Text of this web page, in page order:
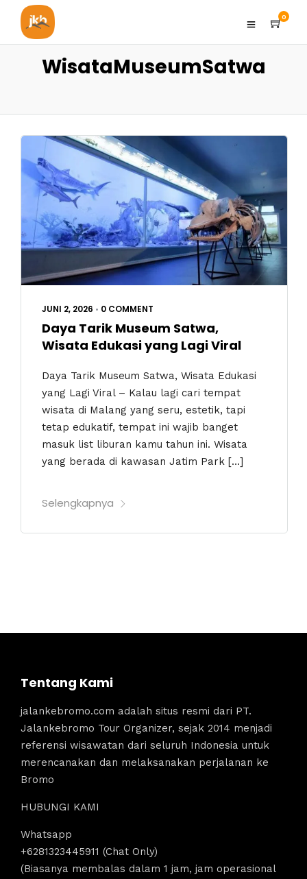
0
WisataMuseumSatwa
JUNI 2, 2026 • 0 COMMENT
Daya Tarik Museum Satwa,
Wisata Edukasi yang Lagi Viral
Daya Tarik Museum Satwa, Wisata Edukasi
yang Lagi Viral – Kalau lagi cari tempat
wisata di Malang yang seru, estetik, tapi
tetap edukatif, tempat ini wajib banget
masuk list liburan kamu tahun ini. Wisata
yang berada di kawasan Jatim Park […]
Selengkapnya
Tentang Kami
jalankebromo.com adalah situs resmi dari PT.
Jalankebromo Tour Organizer, sejak 2014 menjadi
referensi wisawatan dari seluruh Indonesia untuk
merencanakan dan melaksanakan perjalanan ke
Bromo
HUBUNGI KAMI
Whatsapp
+6281323445911 (Chat Only)
(Biasanya membalas dalam 1 jam, jam operasional